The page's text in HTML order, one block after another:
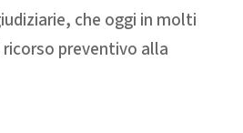
che oggi in molti
preventivo alla